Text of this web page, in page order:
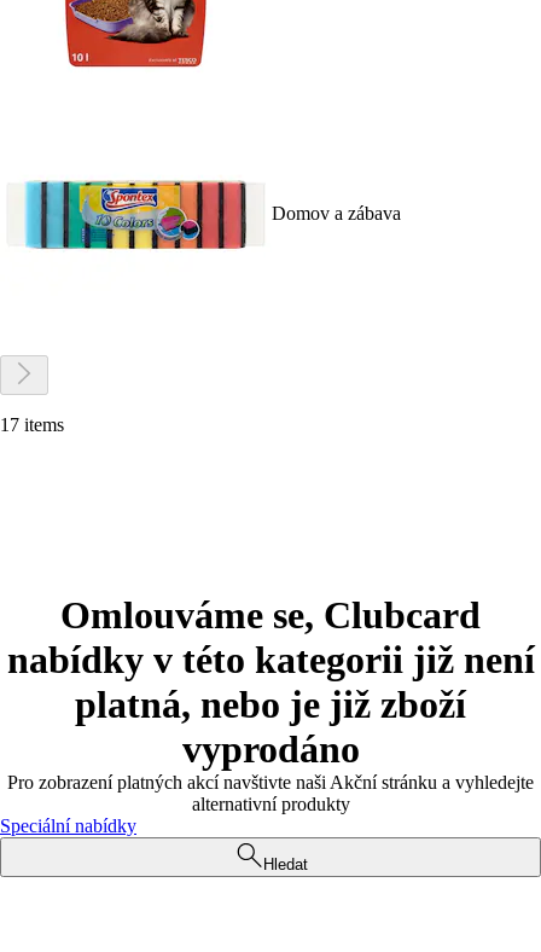
Domov a zábava
17 items
Omlouváme se, Clubcard
nabídky v této kategorii již není
platná, nebo je již zboží
vyprodáno
Pro zobrazení platných akcí navštivte naši Akční stránku a vyhledejte
alternativní produkty
Speciální nabídky
Hledat